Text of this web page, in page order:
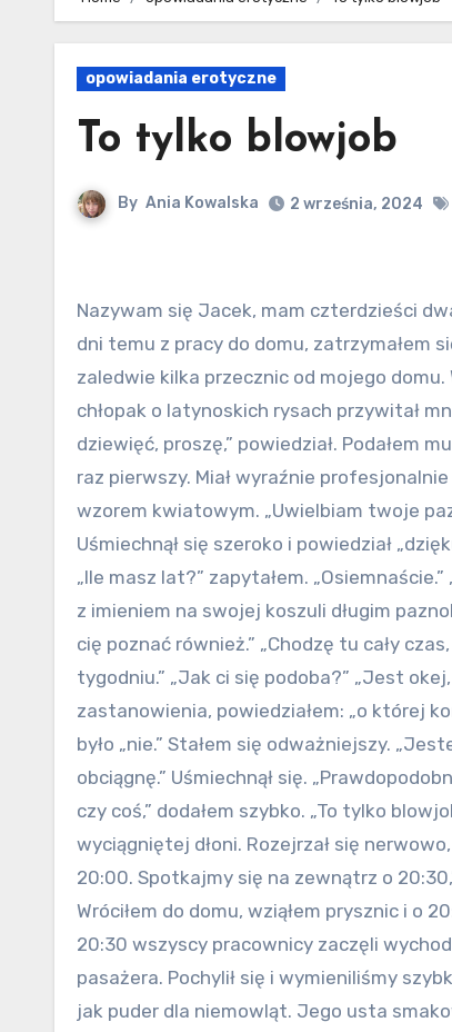
opowiadania erotyczne
To tylko blowjob
By Ania Kowalska 2 września, 2024
Nazywam się Jacek, mam czterdzieści dwa lata i jestem szczęśliwie żonaty z cudowną kobietą. Wracając kilka
dni temu z pracy do domu, zatrzymałem
zaledwie kilka przecznic od mojego domu.
chłopak o latynoskich rysach przywitał
dziewięć, proszę,” powiedział. Podałem
raz pierwszy. Miał wyraźnie
wzorem kwiatowym. „Uwielbiam twoje
Uśmiechnął się szeroko i powiedział
„Ile masz lat?” zapytałem.
z imieniem na swojej koszuli długim
cię poznać również.” „Chodzę tu cały
tygodniu.” „Jak ci się podoba?” „Jest
zastanowienia, powiedziałem: „o której
było „nie.” Stałem się odważniejszy.
obciągnę.” Uśmiechnął się.
czy coś,” dodałem szybko. „To tylko
wyciągniętej dłoni. Rozejrzał się
20:00. Spotkajmy się na zewnątrz o
Wróciłem do domu, wziąłem prysznic i o
20:30 wszyscy pracownicy zaczęli
pasażera. Pochylił się i wymieniliśmy
jak puder dla niemowląt. Jego usta